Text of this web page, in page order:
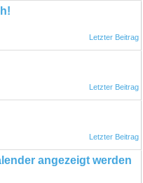
angezeigt werden